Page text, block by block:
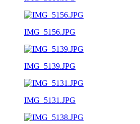
IMG_5156.JPG
IMG_5139.JPG
IMG_5131.JPG